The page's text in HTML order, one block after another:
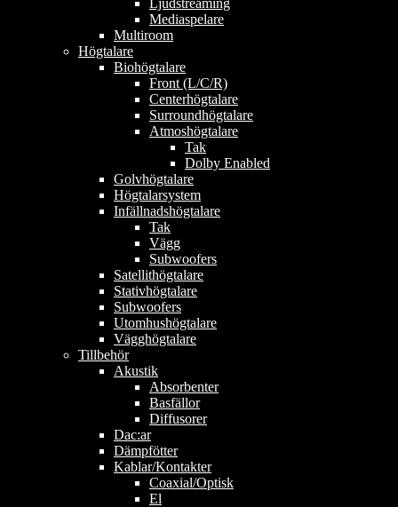
Ljudstreaming
Mediaspelare
Multiroom
Högtalare
Biohögtalare
Front (L/C/R)
Centerhögtalare
Surroundhögtalare
Atmoshögtalare
Tak
Dolby Enabled
Golvhögtalare
Högtalarsystem
Infällnadshögtalare
Tak
Vägg
Subwoofers
Satellithögtalare
Stativhögtalare
Subwoofers
Utomhushögtalare
Vägghögtalare
Tillbehör
Akustik
Absorbenter
Basfällor
Diffusorer
Dac:ar
Dämpfötter
Kablar/Kontakter
Coaxial/Optisk
El